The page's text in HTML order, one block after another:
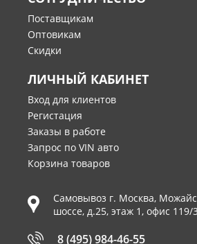
Поставщикам
Оптовикам
Скидки
ЛИЧНЫЙ КАБИНЕТ
Вход для клиентов
Регистация
Заказы в работе
Запрос по VIN авто
Корзина товаров
Самовывоз г. Москва,
шоссе, д.25, этаж 1, офис 119/3
8 (495) 984-46-55